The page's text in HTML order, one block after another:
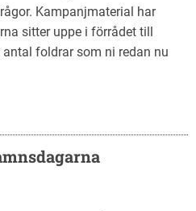
Kampanjmaterial har
sitter uppe i förrådet till
foldrar som ni redan nu